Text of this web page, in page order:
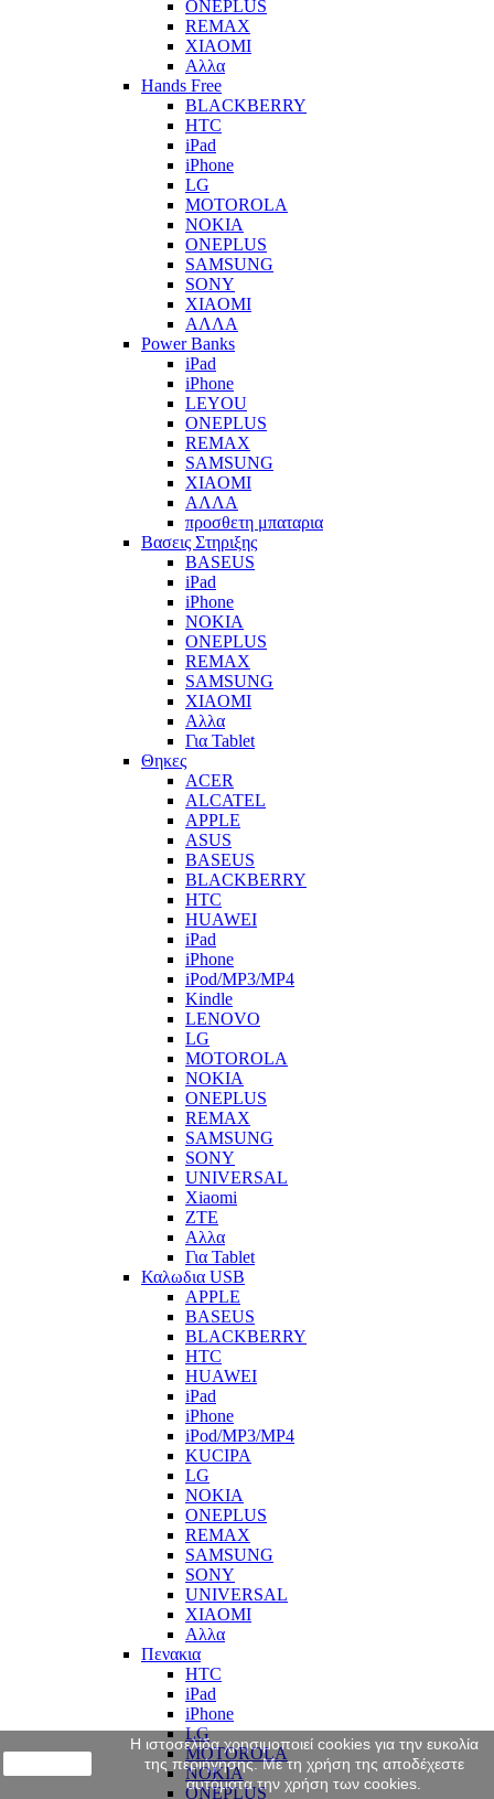
ONEPLUS
REMAX
XIAOMI
Αλλα
Hands Free
BLACKBERRY
HTC
iPad
iPhone
LG
MOTOROLA
NOKIA
ONEPLUS
SAMSUNG
SONY
XIAOMI
ΑΛΛΑ
Power Banks
iPad
iPhone
LEYOU
ONEPLUS
REMAX
SAMSUNG
XIAOMI
ΑΛΛΑ
προσθετη μπαταρια
Βασεις Στηριξης
BASEUS
iPad
iPhone
NOKIA
ONEPLUS
REMAX
SAMSUNG
XIAOMI
Αλλα
Για Tablet
Θηκες
ACER
ALCATEL
APPLE
ASUS
BASEUS
BLACKBERRY
HTC
HUAWEI
iPad
iPhone
iPod/MP3/MP4
Kindle
LENOVO
LG
MOTOROLA
NOKIA
ONEPLUS
REMAX
SAMSUNG
SONY
UNIVERSAL
Xiaomi
ZTE
Αλλα
Για Tablet
Καλωδια USB
APPLE
BASEUS
BLACKBERRY
HTC
HUAWEI
iPad
iPhone
iPod/MP3/MP4
KUCIPA
LG
NOKIA
ONEPLUS
REMAX
SAMSUNG
SONY
UNIVERSAL
XIAOMI
Αλλα
Πενακια
HTC
iPad
iPhone
LG
MOTOROLA
NOKIA
ONEPLUS
Η ιστοσελίδα χρησιμοποιεί cookies για την ευκολία
της περιήγησης. Με τη χρήση της αποδέχεστε
αυτόματα την χρήση των cookies.